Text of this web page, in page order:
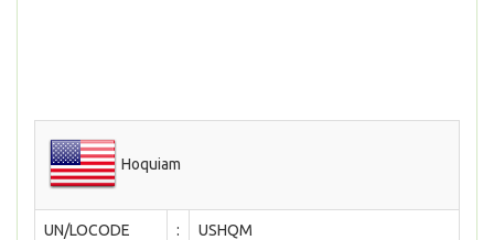
Hoquiam
UN/LOCODE : USHQM